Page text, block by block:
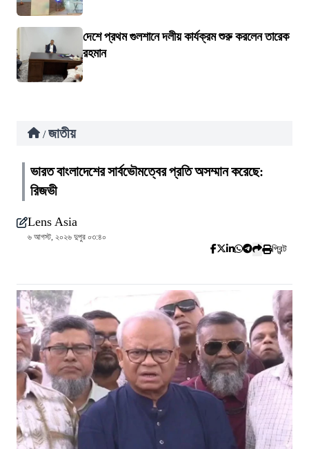
দেশে প্রথম গুলশানে দলীয় কার্যক্রম শুরু করলেন তারেক
রহমান
/ জাতীয়
ভারত বাংলাদেশের সার্বভৌমত্বের প্রতি অসম্মান করেছে:
রিজভী
Lens Asia
৬ আগস্ট, ২০২৬ দুপুর ০৩:৪০
প্রিন্ট